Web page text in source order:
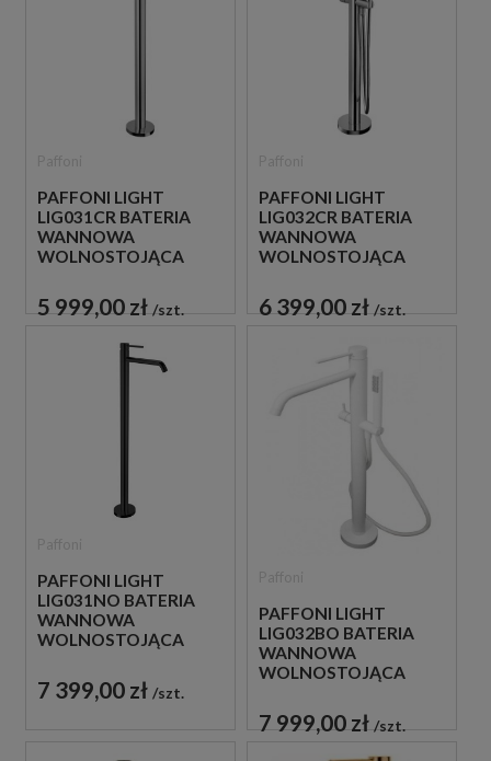
PAFFONI LIGHT
LIG031CR BATERIA
WANNOWA
WOLNOSTOJĄCA
5 999,00 zł szt.
PAFFONI LIGHT
LIG032CR BATERIA
WANNOWA
WOLNOSTOJĄCA
6 399,00 zł szt.
PAFFONI LIGHT
LIG031NO BATERIA
WANNOWA
WOLNOSTOJĄCA
7 399,00 zł szt.
PAFFONI LIGHT
LIG032BO BATERIA
WANNOWA
WOLNOSTOJĄCA
7 999,00 zł szt.